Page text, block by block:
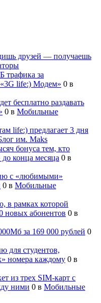
друзей — получаешь
трафика за
life:) Модем» 0 в
бесплатно раздавать
0 в Мобильные
life:) предлагает 3 дня
им. Maks
бонуса тем, кто
конца месяца 0 в
с «любимыми»
0 в Мобильные
в рамках которой
новых абонентов 0 в
за 169 000 рублей 0
для студентов,
номера каждому 0 в
из трех SIM-карт с
ними 0 в Мобильные